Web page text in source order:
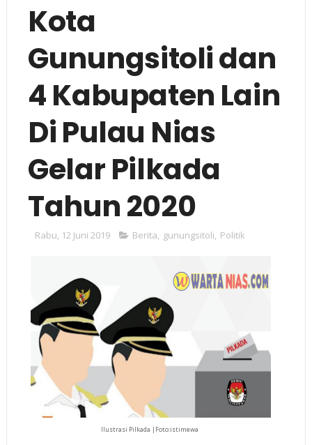
Kota
Gunungsitoli dan
4 Kabupaten Lain
Di Pulau Nias
Gelar Pilkada
Tahun 2020
Rabu, 12 Juni 2019 Berita, gunungsitoli, Politik
Ilustrasi Pilkada |Foto:istimewa